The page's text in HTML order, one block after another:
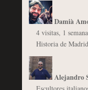
Damià
4 visitas, 1
Historia de Madrid
Alejandro